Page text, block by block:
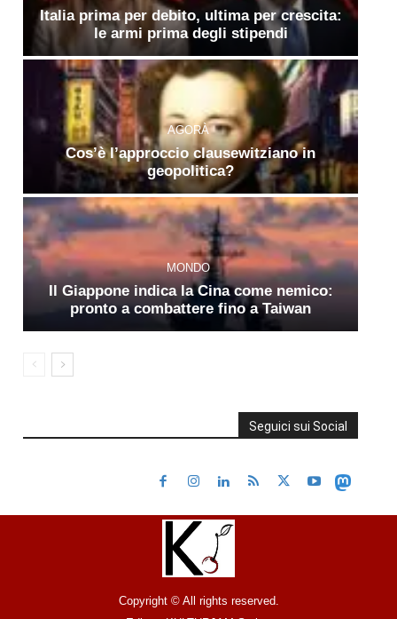
Italia prima per debito, ultima per crescita:
le armi prima degli stipendi
AGORÀ
Cos’è l’approccio clausewitziano in
geopolitica?
MONDO
Il Giappone indica la Cina come nemico:
pronto a combattere fino a Taiwan
Seguici sui Social
Copyright © All rights reserved.